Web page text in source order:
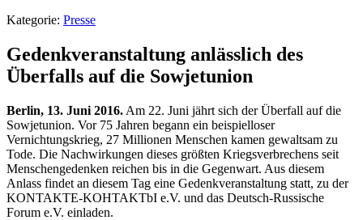
Kategorie: Presse
Gedenkveranstaltung anlässlich des
Überfalls auf die Sowjetunion
Berlin, 13. Juni 2016. Am 22. Juni jährt sich der Überfall auf die
Sowjetunion. Vor 75 Jahren begann ein beispielloser
Vernichtungskrieg, 27 Millionen Menschen kamen gewaltsam zu
Tode. Die Nachwirkungen dieses größten Kriegsverbrechens seit
Menschengedenken reichen bis in die Gegenwart. Aus diesem
Anlass findet an diesem Tag eine Gedenkveranstaltung statt, zu der
KONTAKTE-KOHTAKTbI e.V. und das Deutsch-Russische
Forum e.V. einladen.